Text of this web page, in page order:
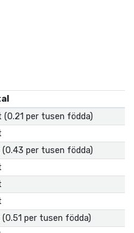
(0.21 per tusen födda)
(0.43 per tusen födda)
(0.51 per tusen födda)